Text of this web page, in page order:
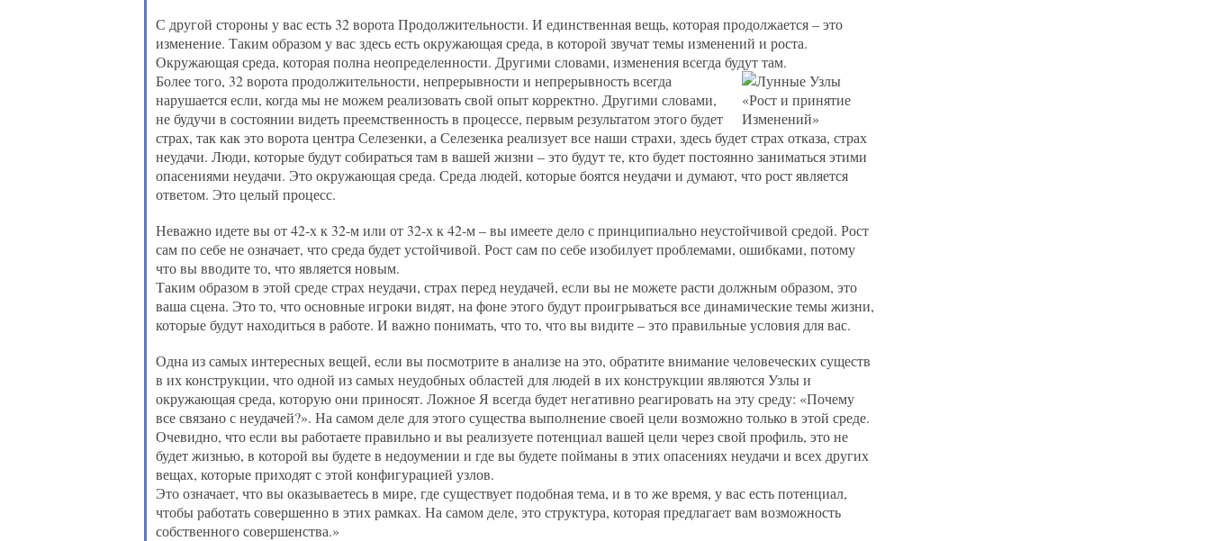
С другой стороны у вас есть 32 ворота Продолжительности. И единственная вещь, которая продолжается – это
изменение. Таким образом у вас здесь есть окружающая среда, в которой звучат темы изменений и роста.
Окружающая среда, которая полна неопределенности. Другими словами, изменения всегда будут там.
Более того, 32 ворота продолжительности, непрерывности и непрерывность всегда
нарушается если, когда мы не можем реализовать свой опыт корректно. Другими словами,
не будучи в состоянии видеть преемственность в процессе, первым результатом этого будет
страх, так как это ворота центра Селезенки, а Селезенка реализует все наши страхи, здесь будет страх отказа, страх
неудачи. Люди, которые будут собираться там в вашей жизни – это будут те, кто будет постоянно заниматься этими
опасениями неудачи. Это окружающая среда. Среда людей, которые боятся неудачи и думают, что рост является
ответом. Это целый процесс.
Неважно идете вы от 42-х к 32-м или от 32-х к 42-м – вы имеете дело с принципиально неустойчивой средой. Рост
сам по себе не означает, что среда будет устойчивой. Рост сам по себе изобилует проблемами, ошибками, потому
что вы вводите то, что является новым.
Таким образом в этой среде страх неудачи, страх перед неудачей, если вы не можете расти должным образом, это
ваша сцена. Это то, что основные игроки видят, на фоне этого будут проигрываться все динамические темы жизни,
которые будут находиться в работе. И важно понимать, что то, что вы видите – это правильные условия для вас.
Одна из самых интересных вещей, если вы посмотрите в анализе на это, обратите внимание человеческих существ
в их конструкции, что одной из самых неудобных областей для людей в их конструкции являются Узлы и
окружающая среда, которую они приносят. Ложное Я всегда будет негативно реагировать на эту среду: «Почему
все связано с неудачей?». На самом деле для этого существа выполнение своей цели возможно только в этой среде.
Очевидно, что если вы работаете правильно и вы реализуете потенциал вашей цели через свой профиль, это не
будет жизнью, в которой вы будете в недоумении и где вы будете пойманы в этих опасениях неудачи и всех других
вещах, которые приходят с этой конфигурацией узлов.
Это означает, что вы оказываетесь в мире, где существует подобная тема, и в то же время, у вас есть потенциал,
чтобы работать совершенно в этих рамках. На самом деле, это структура, которая предлагает вам возможность
собственного совершенства.»